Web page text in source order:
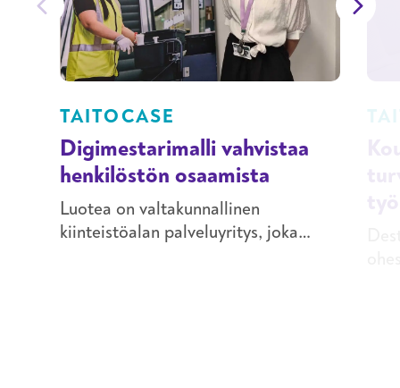
Digimestarimalli vahvistaa
henkilöstön osaamista
TAITOCASE
Luotea on valtakunnallinen
kiinteistöalan palveluyritys, joka